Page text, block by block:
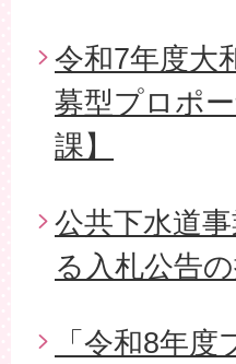
令和7年度大
募型プロポ
課】
公共下水道
る入札公告
「令和8年